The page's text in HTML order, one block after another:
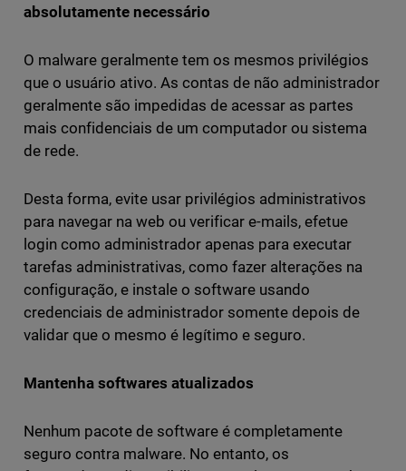
absolutamente necessário
O malware geralmente tem os mesmos privilégios
que o usuário ativo. As contas de não administrador
geralmente são impedidas de acessar as partes
mais confidenciais de um computador ou sistema
de rede.
Desta forma, evite usar privilégios administrativos
para navegar na web ou verificar e-mails, efetue
login como administrador apenas para executar
tarefas administrativas, como fazer alterações na
configuração, e instale o software usando
credenciais de administrador somente depois de
validar que o mesmo é legítimo e seguro.
Mantenha softwares atualizados
Nenhum pacote de software é completamente
seguro contra malware. No entanto, os